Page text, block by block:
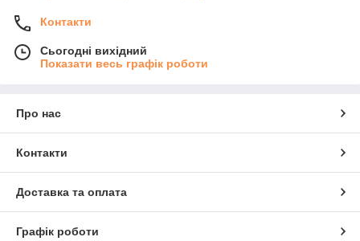
Контакти
Сьогодні вихідний
Показати весь графік роботи
Про нас
Контакти
Доставка та оплата
Графік роботи